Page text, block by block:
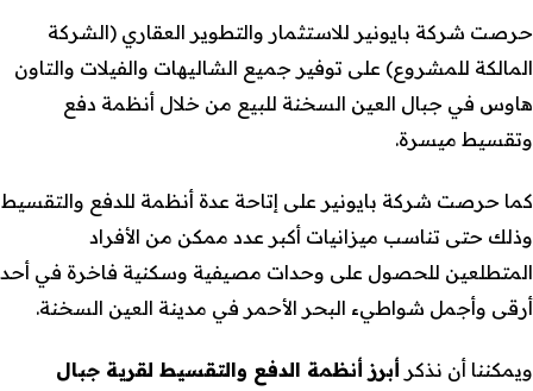
حرصت شركة بايونير للاستثمار والتطوير العقاري (الشركة
المالكة للمشروع) على توفير جميع الشاليهات والفيلات والتاون
هاوس في جبال العين السخنة للبيع من خلال أنظمة دفع
وتقسيط ميسرة.
كما حرصت شركة بايونير على إتاحة عدة أنظمة للدفع والتقسيط
وذلك حتى تناسب ميزانيات أكبر عدد ممكن من الأفراد
المتطلعين للحصول على وحدات مصيفية وسكنية فاخرة في أحد
أرقى وأجمل شواطيء البحر الأحمر في مدينة العين السخنة.
ويمكننا أن نذكر أبرز أنظمة الدفع والتقسيط لقرية جبال